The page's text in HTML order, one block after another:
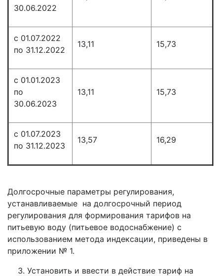
30.06.2022
с 01.07.2022
по 31.12.2022
13,11 15,73
с 01.01.2023
по
30.06.2023
13,11 15,73
с 01.07.2023
по 31.12.2023
13,57 16,29
Долгосрочные параметры регулирования,
устанавливаемые на долгосрочный период
регулирования для формирования тарифов на
питьевую воду (питьевое водоснабжение) с
использованием метода индексации, приведены в
приложении № 1.
Установить и ввести в действие тариф на